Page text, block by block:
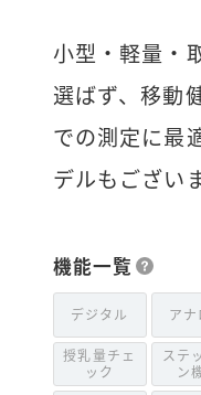
小型・軽量・
選ばず、移動
での測定に最
デルもござい
機能一覧
デジタル アナ
授乳量チェ
ック
ステ
ン